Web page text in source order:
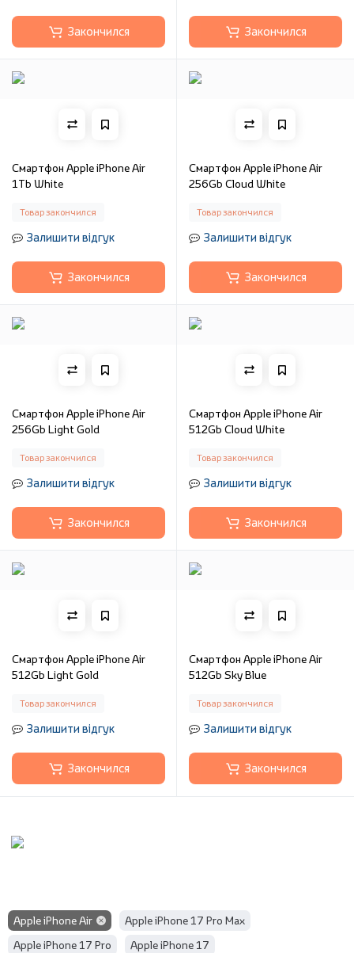
Закончился Закончился
Смартфон Apple iPhone Air
1Tb White
Товар закончился
Залишити відгук
Закончился
Смартфон Apple iPhone Air
256Gb Cloud White
Товар закончился
Залишити відгук
Закончился
Смартфон Apple iPhone Air
256Gb Light Gold
Товар закончился
Залишити відгук
Закончился
Смартфон Apple iPhone Air
512Gb Cloud White
Товар закончился
Залишити відгук
Закончился
Смартфон Apple iPhone Air
512Gb Light Gold
Товар закончился
Залишити відгук
Закончился
Смартфон Apple iPhone Air
512Gb Sky Blue
Товар закончился
Залишити відгук
Закончился
Apple iPhone Air
Apple iPhone 17 Pro Max
Apple iPhone 17 Pro
Apple iPhone 17